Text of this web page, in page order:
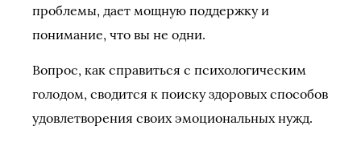
проблемы, дает мощную поддержку и
понимание, что вы не одни.
Вопрос, как справиться с психологическим
голодом, сводится к поиску здоровых способов
удовлетворения своих эмоциональных нужд.